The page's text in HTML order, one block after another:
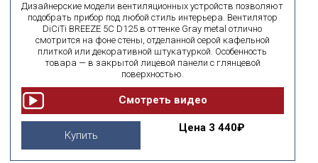
Дизайнерские модели вентиляционных устройств позволяют
подобрать прибор под любой стиль интерьера. Вентилятор
DiCiTi BREEZE 5C D125 в оттенке Gray metal отлично
смотрится на фоне стены, отделанной серой кафельной
плиткой или декоративной штукатуркой. Особенность
товара — в закрытой лицевой панели с глянцевой
поверхностью.
Купить
Цена 3 440₽